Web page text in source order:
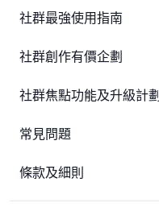
社群最強使用指南
社群創作有價企劃
社群焦點功能及升級計劃
常見問題
條款及細則